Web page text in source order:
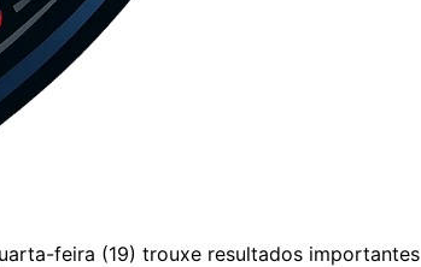
feira (19) trouxe resultados importantes